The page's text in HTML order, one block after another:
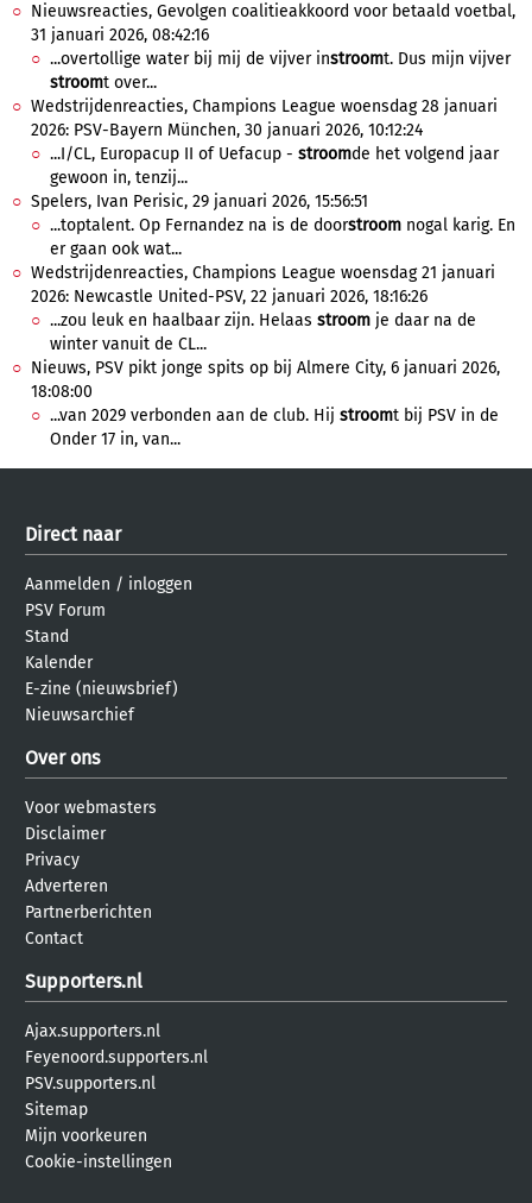
Nieuwsreacties, Gevolgen coalitieakkoord voor betaald voetbal,
31 januari 2026, 08:42:16
...overtollige water bij mij de vijver instroomt. Dus mijn vijver
stroomt over...
Wedstrijdenreacties, Champions League woensdag 28 januari
2026: PSV-Bayern München, 30 januari 2026, 10:12:24
...I/CL, Europacup II of Uefacup - stroomde het volgend jaar
gewoon in, tenzij...
Spelers, Ivan Perisic, 29 januari 2026, 15:56:51
...toptalent. Op Fernandez na is de doorstroom nogal karig. En
er gaan ook wat...
Wedstrijdenreacties, Champions League woensdag 21 januari
2026: Newcastle United-PSV, 22 januari 2026, 18:16:26
...zou leuk en haalbaar zijn. Helaas stroom je daar na de
winter vanuit de CL...
Nieuws, PSV pikt jonge spits op bij Almere City, 6 januari 2026,
18:08:00
...van 2029 verbonden aan de club. Hij stroomt bij PSV in de
Onder 17 in, van...
Direct naar
Aanmelden / inloggen
PSV Forum
Stand
Kalender
E-zine (nieuwsbrief)
Nieuwsarchief
Over ons
Voor webmasters
Disclaimer
Privacy
Adverteren
Partnerberichten
Contact
Supporters.nl
Ajax.supporters.nl
Feyenoord.supporters.nl
PSV.supporters.nl
Sitemap
Mijn voorkeuren
Cookie-instellingen